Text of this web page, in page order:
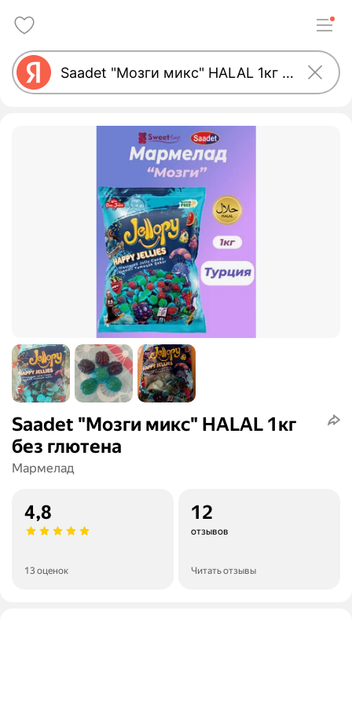
Saadet "Мозги микс" HALAL 1кг
без глютена
Мармелад
4,8
13 оценок
12
отзывов
Читать отзывы